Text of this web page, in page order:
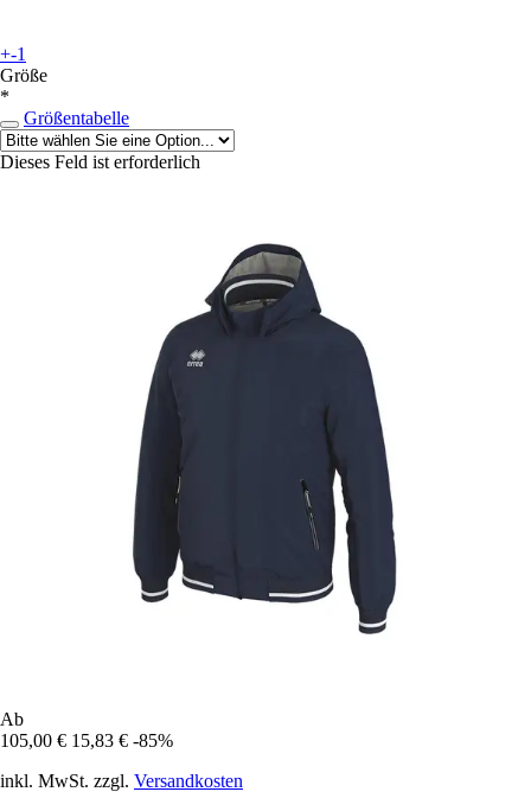
+-1
Größe
*
Größentabelle
Dieses Feld ist erforderlich
Ab
105,00 € 15,83 € -85%
inkl. MwSt. zzgl. Versandkosten